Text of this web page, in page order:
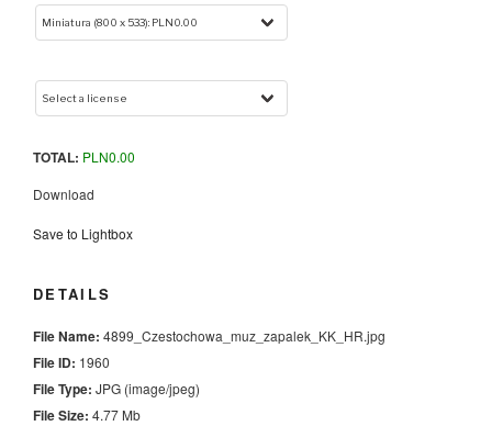
TOTAL: PLN0.00
Download
Save to Lightbox
DETAILS
File Name: 4899_Czestochowa_muz_zapalek_KK_HR.jpg
File ID: 1960
File Type: JPG (image/jpeg)
File Size: 4.77 Mb